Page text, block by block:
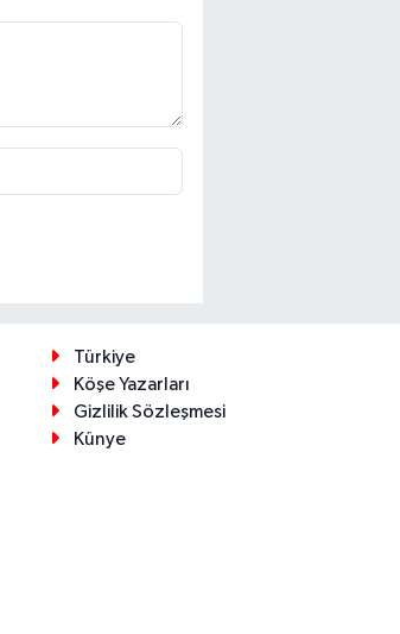
Türkiye
Köşe Yazarları
Gizlilik Sözleşmesi
Künye